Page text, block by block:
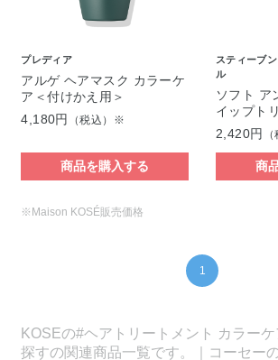
プレディア
アルゲ ヘアマスク カラーケ
ア＜付けかえ用＞
4,180円
（税込）※
商品を購入する
スティーブ
ル
ソフト ア
イップト
2,420円
商
※Maison KOSÉ販売価格
1
KOSEの#ヘアトリートメント カラー
探すの関連商品一覧です。｜コーセー